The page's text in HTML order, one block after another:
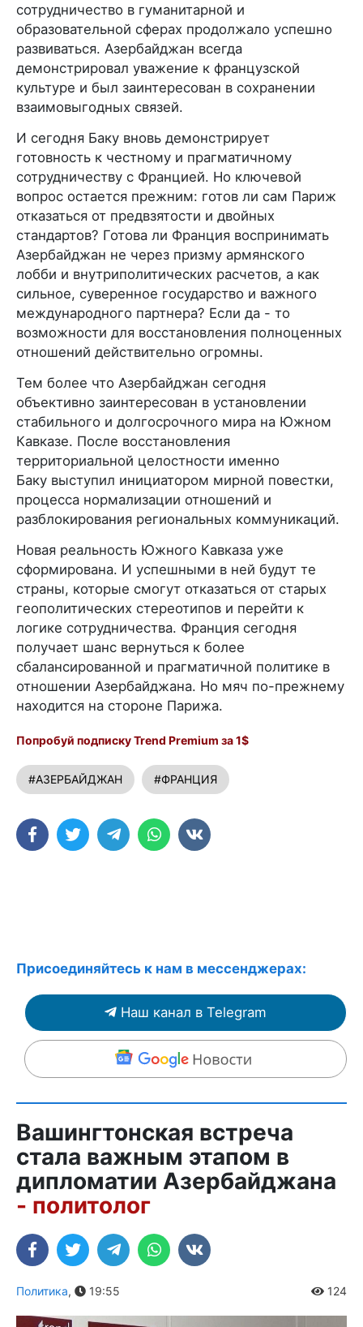
сотрудничество в гуманитарной и
образовательной сферах продолжало успешно
развиваться. Азербайджан всегда
демонстрировал уважение к французской
культуре и был заинтересован в сохранении
взаимовыгодных связей.
И сегодня Баку вновь демонстрирует
готовность к честному и прагматичному
сотрудничеству с Францией. Но ключевой
вопрос остается прежним: готов ли сам Париж
отказаться от предвзятости и двойных
стандартов? Готова ли Франция воспринимать
Азербайджан не через призму армянского
лобби и внутриполитических расчетов, а как
сильное, суверенное государство и важного
международного партнера? Если да - то
возможности для восстановления полноценных
отношений действительно огромны.
Тем более что Азербайджан сегодня
объективно заинтересован в установлении
стабильного и долгосрочного мира на Южном
Кавказе. После восстановления
территориальной целостности именно
Баку выступил инициатором мирной повестки,
процесса нормализации отношений и
разблокирования региональных коммуникаций.
Новая реальность Южного Кавказа уже
сформирована. И успешными в ней будут те
страны, которые смогут отказаться от старых
геополитических стереотипов и перейти к
логике сотрудничества. Франция сегодня
получает шанс вернуться к более
сбалансированной и прагматичной политике в
отношении Азербайджана. Но мяч по-прежнему
находится на стороне Парижа.
Попробуй подписку Trend Premium за 1$
#АЗЕРБАЙДЖАН #ФРАНЦИЯ
Присоединяйтесь к нам в мессенджерах:
Наш канал в Telegram
Вашингтонская встреча
стала важным этапом в
дипломатии Азербайджана
- политолог
Политика, 19:55 124